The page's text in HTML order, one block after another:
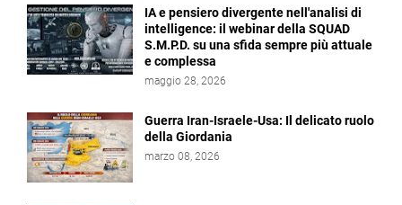
IA e pensiero divergente nell'analisi di
intelligence: il webinar della SQUAD
S.M.P.D. su una sfida sempre più attuale
e complessa
maggio 28, 2026
Guerra Iran-Israele-Usa: Il delicato ruolo
della Giordania
marzo 08, 2026